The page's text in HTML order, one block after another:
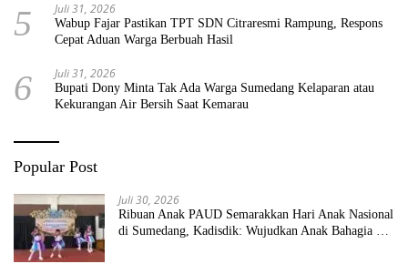
5 Juli 31, 2026
Wabup Fajar Pastikan TPT SDN Citraresmi Rampung, Respons
Cepat Aduan Warga Berbuah Hasil
6 Juli 31, 2026
Bupati Dony Minta Tak Ada Warga Sumedang Kelaparan atau
Kekurangan Air Bersih Saat Kemarau
Popular Post
Juli 30, 2026
Ribuan Anak PAUD Semarakkan Hari Anak Nasional
di Sumedang, Kadisdik: Wujudkan Anak Bahagia dan